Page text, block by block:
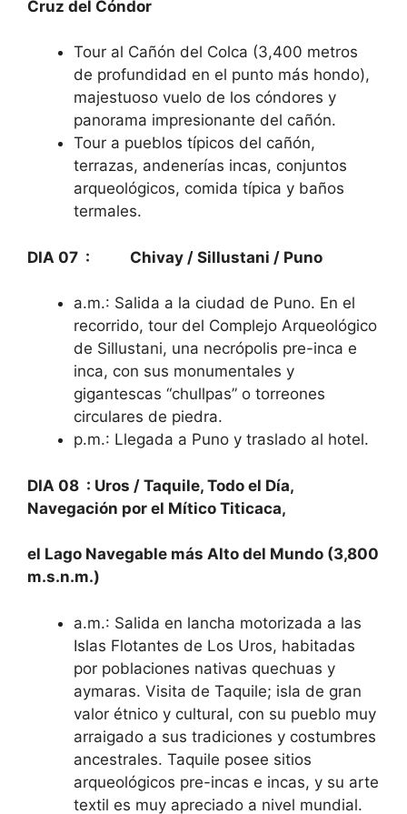
Cruz del Cóndor
Tour al Cañón del Colca (3,400 metros
de profundidad en el punto más hondo),
majestuoso vuelo de los cóndores y
panorama impresionante del cañón.
Tour a pueblos típicos del cañón,
terrazas, andenerías incas, conjuntos
arqueológicos, comida típica y baños
termales.
DIA 07 : Chivay / Sillustani / Puno
a.m.: Salida a la ciudad de Puno. En el
recorrido, tour del Complejo Arqueológico
de Sillustani, una necrópolis pre-inca e
inca, con sus monumentales y
gigantescas “chullpas” o torreones
circulares de piedra.
p.m.: Llegada a Puno y traslado al hotel.
DIA 08 : Uros / Taquile, Todo el Día,
Navegación por el Mítico Titicaca,
el Lago Navegable más Alto del Mundo (3,800
m.s.n.m.)
a.m.: Salida en lancha motorizada a las
Islas Flotantes de Los Uros, habitadas
por poblaciones nativas quechuas y
aymaras. Visita de Taquile; isla de gran
valor étnico y cultural, con su pueblo muy
arraigado a sus tradiciones y costumbres
ancestrales. Taquile posee sitios
arqueológicos pre-incas e incas, y su arte
textil es muy apreciado a nivel mundial.